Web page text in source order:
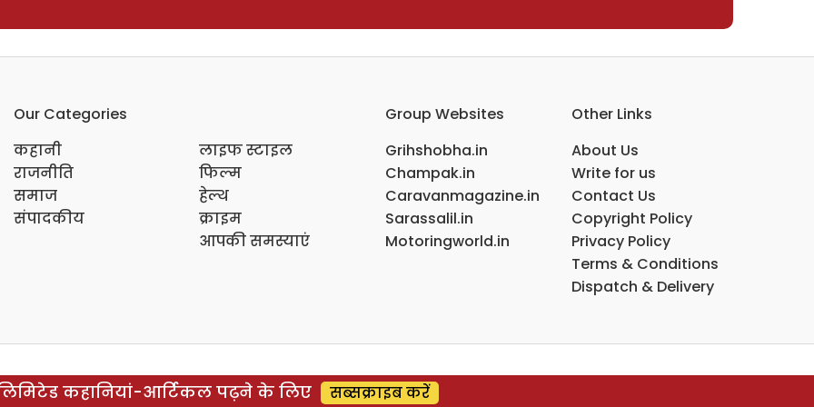
Our Categories
कहानी
राजनीति
समाज
संपादकीय
लाइफ स्टाइल
फिल्म
हेल्थ
क्राइम
आपकी समस्याएं
Group Websites
Grihshobha.in
Champak.in
Caravanmagazine.in
Sarassalil.in
Motoringworld.in
Other Links
About Us
Write for us
Contact Us
Copyright Policy
Privacy Policy
Terms & Conditions
Dispatch & Delivery
कहानियां-आर्टिकल पढ़ने के लिए सब्सक्राइब करें